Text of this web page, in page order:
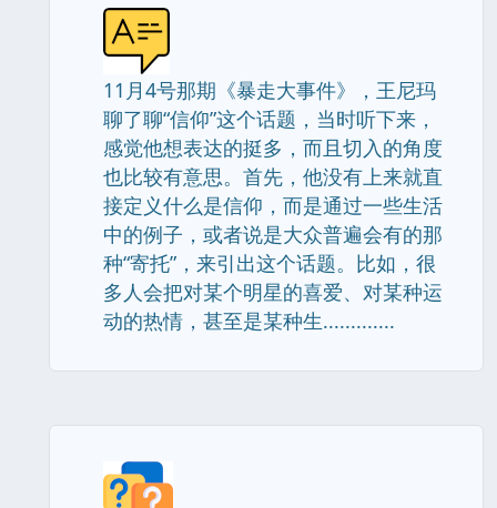
11月4号那期《暴走大事件》，王尼玛
聊了聊“信仰”这个话题，当时听下来，
感觉他想表达的挺多，而且切入的角度
也比较有意思。首先，他没有上来就直
接定义什么是信仰，而是通过一些生活
中的例子，或者说是大众普遍会有的那
种“寄托”，来引出这个话题。比如，很
多人会把对某个明星的喜爱、对某种运
动的热情，甚至是某种生.............